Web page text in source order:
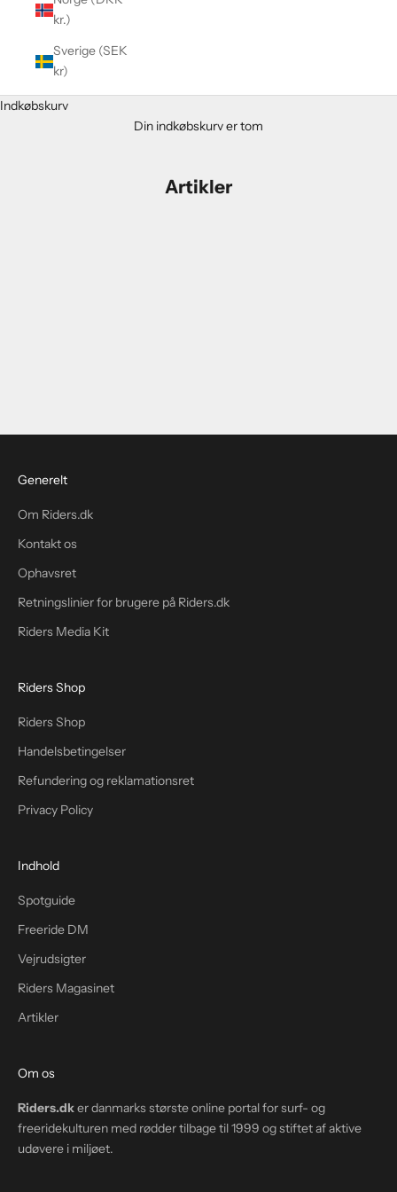
kr.)
Sverige (SEK
kr)
Indkøbskurv
Din indkøbskurv er tom
Artikler
Generelt
Om Riders.dk
Kontakt os
Ophavsret
Retningslinier for brugere på Riders.dk
Riders Media Kit
Riders Shop
Riders Shop
Handelsbetingelser
Refundering og reklamationsret
Privacy Policy
Indhold
Spotguide
Freeride DM
Vejrudsigter
Riders Magasinet
Artikler
Om os
Riders.dker danmarks største online portal for surf- og
freeridekulturen med rødder tilbage til 1999 og stiftet af aktive
udøvere i miljøet.